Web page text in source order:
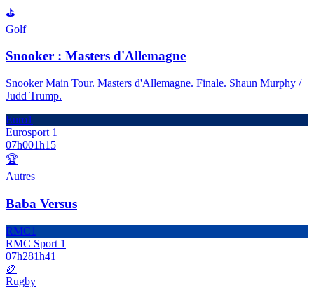
⛳
Golf
Snooker : Masters d'Allemagne
Snooker Main Tour. Masters d'Allemagne. Finale. Shaun Murphy /
Judd Trump.
Euro1
Eurosport 1
07h001h15
🏆
Autres
Baba Versus
RMC1
RMC Sport 1
07h281h41
🏉
Rugby